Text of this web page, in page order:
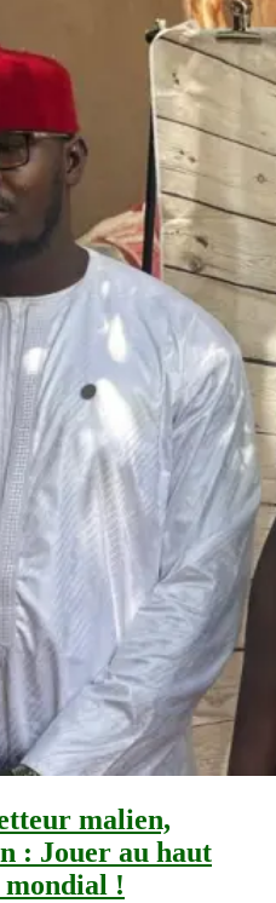
malien,
: Jouer au haut
mondial !